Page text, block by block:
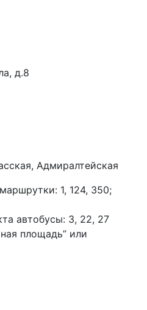
д.8
Адмиралтейская
1, 124, 350;
автобусы: 3, 22, 27
площадь” или